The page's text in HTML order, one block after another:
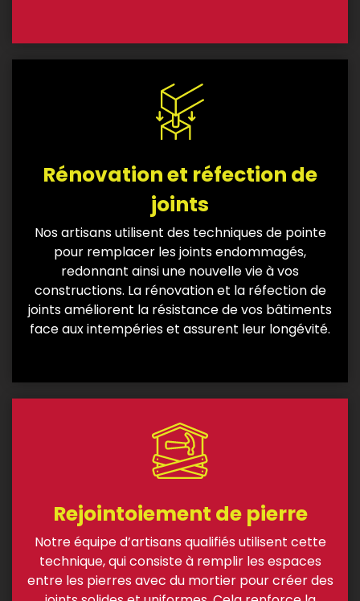
Rénovation et réfection de
joints
Nos artisans utilisent des techniques de pointe
pour remplacer les joints endommagés,
redonnant ainsi une nouvelle vie à vos
constructions. La rénovation et la réfection de
joints améliorent la résistance de vos bâtiments
face aux intempéries et assurent leur longévité.
Rejointoiement de pierre
Notre équipe d’artisans qualifiés utilisent cette
technique, quiconsiste à remplir les espaces
entre les pierres avec du mortier pour créer des